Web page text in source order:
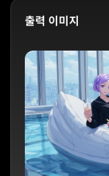
출력 이미지